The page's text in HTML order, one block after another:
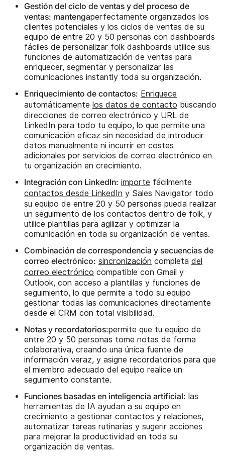
Gestión del ciclo de ventas y del proceso de
ventas: mantengaperfectamente organizados los
clientes potenciales y los ciclos de ventas de su
equipo de entre 20 y 50 personas con dashboards
fáciles de personalizar folk dashboards utilice sus
funciones de automatización de ventas para
enriquecer, segmentar y personalizar las
comunicaciones instantly toda su organización.
Enriquecimiento de contactos: Enriquece
automáticamente los datos de contacto buscando
direcciones de correo electrónico y URL de
LinkedIn para todo tu equipo, lo que permite una
comunicación eficaz sin necesidad de introducir
datos manualmente ni incurrir en costes
adicionales por servicios de correo electrónico en
tu organización en crecimiento.
Integración con LinkedIn: importe fácilmente
contactos desde LinkedIn y Sales Navigator todo
su equipo de entre 20 y 50 personas pueda realizar
un seguimiento de los contactos dentro de folk, y
utilice plantillas para agilizar y optimizar la
comunicación en toda su organización de ventas.
Combinación de correspondencia y secuencias de
correo electrónico: sincronización completa del
correo electrónico compatible con Gmail y
Outlook, con acceso a plantillas y funciones de
seguimiento, lo que permite a todo su equipo
gestionar todas las comunicaciones directamente
desde el CRM con total visibilidad.
Notas y recordatorios:permite que tu equipo de
entre 20 y 50 personas tome notas de forma
colaborativa, creando una única fuente de
información veraz, y asigne recordatorios para que
el miembro adecuado del equipo realice un
seguimiento constante.
Funciones basadas en inteligencia artificial: las
herramientas de IA ayudan a su equipo en
crecimiento a gestionar contactos y relaciones,
automatizar tareas rutinarias y sugerir acciones
para mejorar la productividad en toda su
organización de ventas.